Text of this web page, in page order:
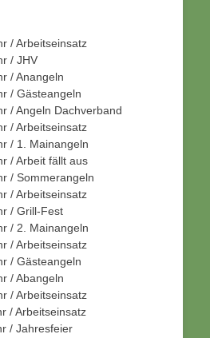
/ Arbeitseinsatz
/ JHV
/ Anangeln
/ Gästeangeln
/ Angeln Dachverband
/ Arbeitseinsatz
/ 1. Mainangeln
/ Arbeit fällt aus
/ Sommerangeln
/ Arbeitseinsatz
/ Grill-Fest
/ 2. Mainangeln
/ Arbeitseinsatz
/ Gästeangeln
/ Abangeln
/ Arbeitseinsatz
/ Arbeitseinsatz
/ Jahresfeier